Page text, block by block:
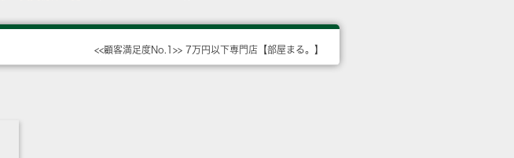
<<顧客満足度No.1>> 7万円以下専門店【部屋まる。】